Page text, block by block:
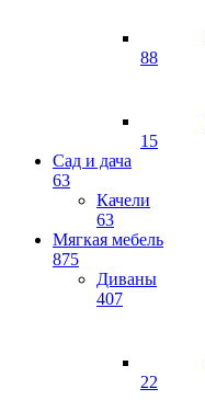
88
15
Сад и дача
63
Качели
63
Мягкая мебель
875
Диваны
407
22